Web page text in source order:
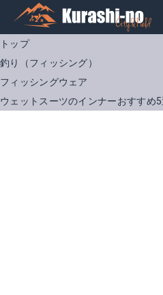
トップ
釣り（フィッシング）
フィッシングウェア
ウェットスーツのインナーおすすめ